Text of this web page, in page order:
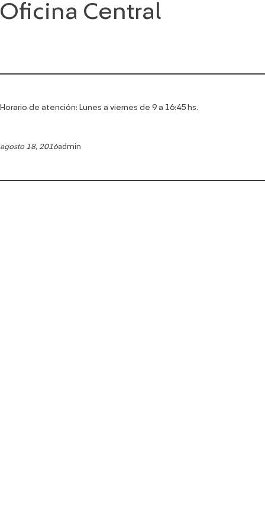
Saltar
al
Oficina Central
Horario de atención: Lunes a viernes de 9 a 16:45 hs.
agosto 18, 2016admin